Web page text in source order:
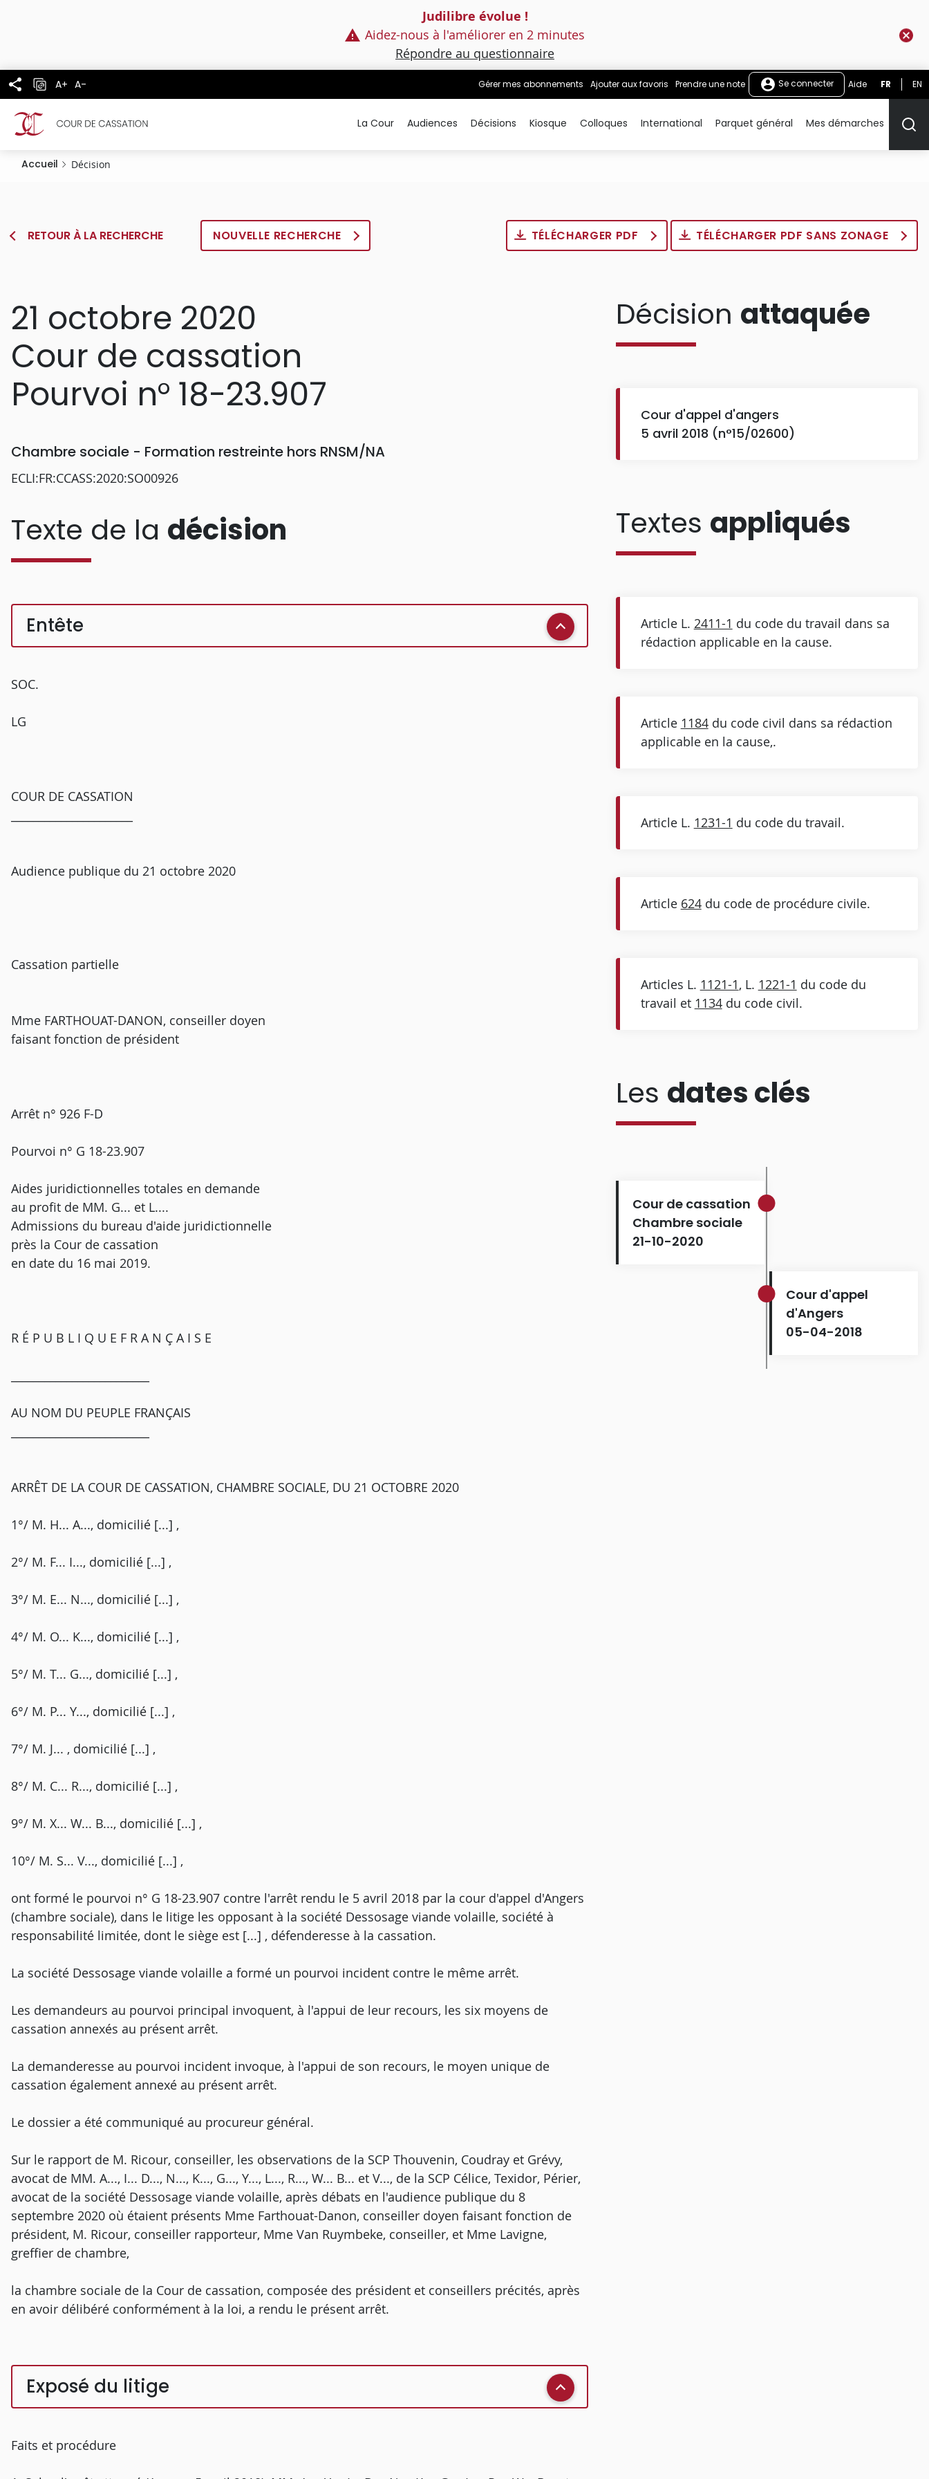
Judilibre évolue !
Aidez-nous à l'améliorer en 2 minutes
Répondre au questionnaire
A+ A- Gérer mes abonnements Ajouter aux favoris Prendre une note Se connecter Aide FR EN
La Cour Audiences Décisions Kiosque Colloques International Parquet général Mes démarches
Accueil Décision
RETOUR À LA RECHERCHE NOUVELLE RECHERCHE TÉLÉCHARGER PDF TÉLÉCHARGER PDF SANS ZONAGE
21 octobre 2020
Cour de cassation
Pourvoi n° 18-23.907
Chambre sociale - Formation restreinte hors RNSM/NA
ECLI:FR:CCASS:2020:SO00926
Texte de la décision
Entête
SOC.
LG
COUR DE CASSATION
Audience publique du 21 octobre 2020
Cassation partielle
Mme FARTHOUAT-DANON, conseiller doyen
faisant fonction de président
Arrêt n° 926 F-D
Pourvoi n° G 18-23.907
Aides juridictionnelles totales en demande
au profit de MM. G... et L....
Admissions du bureau d'aide juridictionnelle
près la Cour de cassation
en date du 16 mai 2019.
R É P U B L I Q U E F R A N Ç A I S E
AU NOM DU PEUPLE FRANÇAIS
ARRÊT DE LA COUR DE CASSATION, CHAMBRE SOCIALE, DU 21 OCTOBRE 2020
1°/ M. H... A..., domicilié [...] ,
2°/ M. F... I..., domicilié [...] ,
3°/ M. E... N..., domicilié [...] ,
4°/ M. O... K..., domicilié [...] ,
5°/ M. T... G..., domicilié [...] ,
6°/ M. P... Y..., domicilié [...] ,
7°/ M. J... , domicilié [...] ,
8°/ M. C... R..., domicilié [...] ,
9°/ M. X... W... B..., domicilié [...] ,
10°/ M. S... V..., domicilié [...] ,
ont formé le pourvoi n° G 18-23.907 contre l'arrêt rendu le 5 avril 2018 par la cour d'appel d'Angers
(chambre sociale), dans le litige les opposant à la société Dessosage viande volaille, société à
responsabilité limitée, dont le siège est [...] , défenderesse à la cassation.
La société Dessosage viande volaille a formé un pourvoi incident contre le même arrêt.
Les demandeurs au pourvoi principal invoquent, à l'appui de leur recours, les six moyens de
cassation annexés au présent arrêt.
La demanderesse au pourvoi incident invoque, à l'appui de son recours, le moyen unique de
cassation également annexé au présent arrêt.
Le dossier a été communiqué au procureur général.
Sur le rapport de M. Ricour, conseiller, les observations de la SCP Thouvenin, Coudray et Grévy,
avocat de MM. A..., I... D..., N..., K..., G..., Y..., L..., R..., W... B... et V..., de la SCP Célice, Texidor, Périer,
avocat de la société Dessosage viande volaille, après débats en l'audience publique du 8
septembre 2020 où étaient présents Mme Farthouat-Danon, conseiller doyen faisant fonction de
président, M. Ricour, conseiller rapporteur, Mme Van Ruymbeke, conseiller, et Mme Lavigne,
greffier de chambre,
la chambre sociale de la Cour de cassation, composée des président et conseillers précités, après
en avoir délibéré conformément à la loi, a rendu le présent arrêt.
Exposé du litige
Faits et procédure
Décision attaquée
Cour d'appel d'angers
5 avril 2018 (n°15/02600)
Textes appliqués
Article L. 2411-1 du code du travail dans sa
rédaction applicable en la cause.
Article 1184du code civil dans sa rédaction
applicable en la cause,.
Article L. 1231-1 du code du travail.
Article 624du code de procédure civile.
Articles L. 1121-1, L. 1221-1 du code du
travail et 1134du code civil.
Les dates clés
Cour de cassation
Chambre sociale
21-10-2020
Cour d'appel
d'Angers
05-04-2018